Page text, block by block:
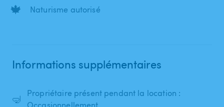
🍁 Naturisme autorisé
Informations supplémentaires
🤿
Propriétaire présent pendant la location :